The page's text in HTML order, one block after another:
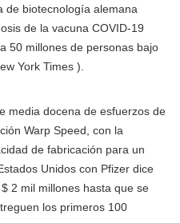
de biotecnología alemana
de la vacuna COVID-19
50 millones de personas bajo
York Times ).
media docena de esfuerzos de
Warp Speed, con la
de fabricación para un
Unidos con Pfizer dice
2 mil millones hasta que se
los primeros 100